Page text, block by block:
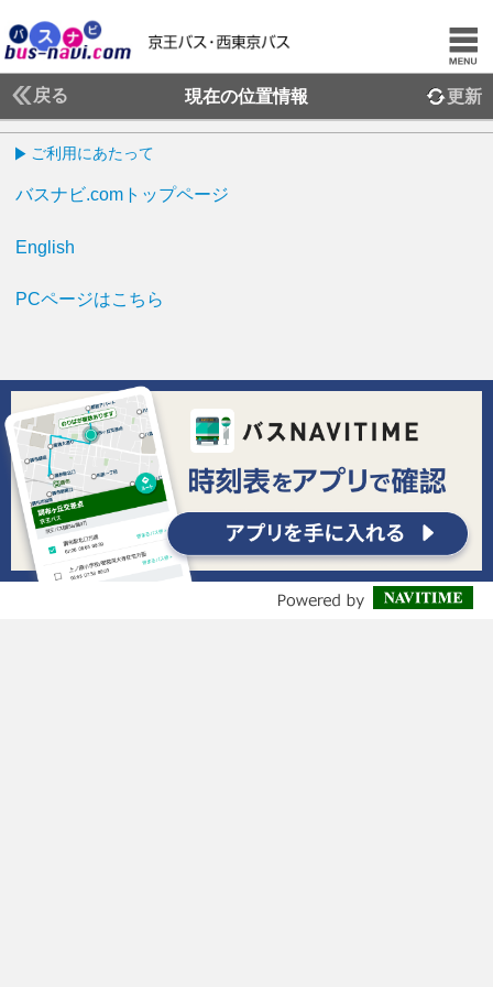
戻る 現在の位置情報 更新
ご利用にあたって
バスナビ.comトップページ
English
PCページはこちら